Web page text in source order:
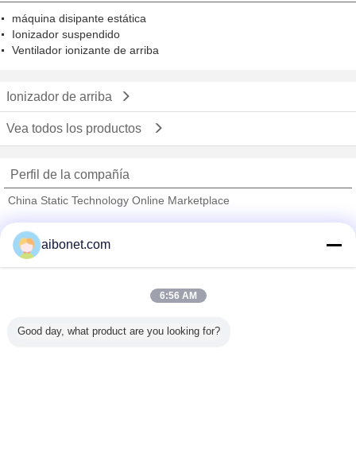
máquina disipante estática
Ionizador suspendido
Ventilador ionizante de arriba
Ionizador de arriba
Vea todos los productos
Perfil de la compañía
China Static Technology Online Marketplace
proveedores calificados
Trust Seal
Todos los productos
aibonet.com
6:56 AM
Good day, what product are you looking for?